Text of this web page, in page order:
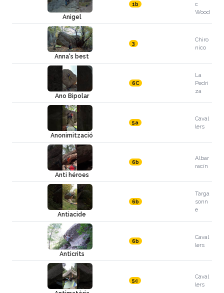
Anigel
1b
c
Wood
Anna's best
3
Chiro
nico
Ano Bipolar
6C
La
Pedri
za
Anonimització
5a
Caval
lers
Anti héroes
6b
Albar
racín
Antiacide
6b
Targa
sonn
e
Anticrits
6b
Caval
lers
5c
Caval
lers